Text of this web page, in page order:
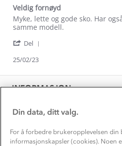
Veldig fornøyd
Review
by
N.
25
2023
review
stating
fornøyd
Myke, lette og gode sko. Har
samme modell.
Del
Gunhild
N.
Feb
2023
25/02/23
INFORMASJON
Kundeklubb
Våre butikker
Bedrift, barnehage og SFO
Presse
OM OSS
1% til samfunnet
Inkludering
Materialer
Personvern
Samarbeide med oss?
TIPS OG RÅD
Gravidklær
Hvordan velge riktig turtøy?
Store størrelser
Turmat oppskrifter
Beredskap
Få turinspirasjon og tips her⛰
Overnatte utendørs⛺
Leirskole 🥾
Barnehageansatt
Din data, ditt valg.
For å forbedre brukeropplevelsen din
informasjonskapsler (cookies). Noen